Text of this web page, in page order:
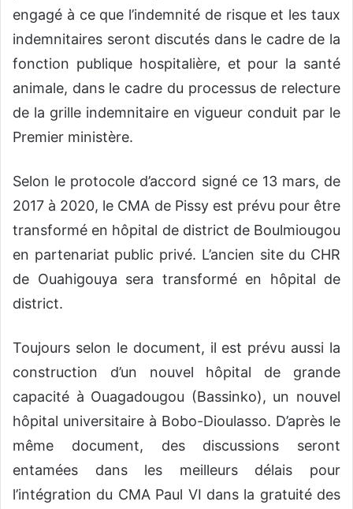
engagé à ce que l’indemnité de risque et les taux
indemnitaires seront discutés dans le cadre de la
fonction publique hospitalière, et pour la santé
animale, dans le cadre du processus de relecture
de la grille indemnitaire en vigueur conduit par le
Premier ministère.
Selon le protocole d’accord signé ce 13 mars, de
2017 à 2020, le CMA de Pissy est prévu pour être
transformé en hôpital de district de Boulmiougou
en partenariat public privé. L’ancien site du CHR
de Ouahigouya sera transformé en hôpital de
district.
Toujours selon le document, il est prévu aussi la
construction d’un nouvel hôpital de grande
capacité à Ouagadougou (Bassinko), un nouvel
hôpital universitaire à Bobo-Dioulasso. D’après le
même document, des discussions seront
entamées dans les meilleurs délais pour
l’intégration du CMA Paul VI dans la gratuité des